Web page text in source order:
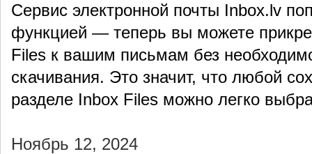
Сервис электронной почты Inbox.lv
функцией — теперь вы можете
Files к вашим письмам без
скачивания. Это значит, что любой
разделе Inbox Files можно легко
Ноябрь 12, 2024